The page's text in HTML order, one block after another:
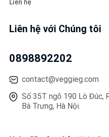
Liên hệ
Liên hệ với Chúng tôi
0898892202
contact@veggieg.com
Số 35T ngõ 190 Lò Đúc,
Bà Trưng, Hà Nội.